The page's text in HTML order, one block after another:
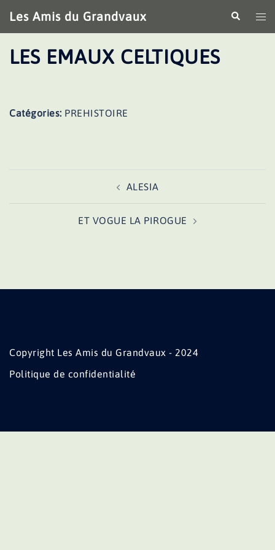
au
contenu
Les Amis du Grandvaux
le
LES EMAUX CELTIQUES
Catégories: PREHISTOIRE
ALESIA
ET VOGUE LA PIROGUE
Copyright Les Amis du Grandvaux - 2024
Politique de confidentialité